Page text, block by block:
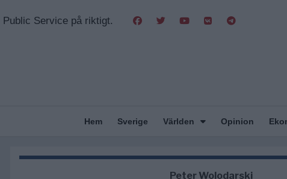
Public Service på riktigt.
Hem Sverige Världen Opinion
Peter Wolodarski